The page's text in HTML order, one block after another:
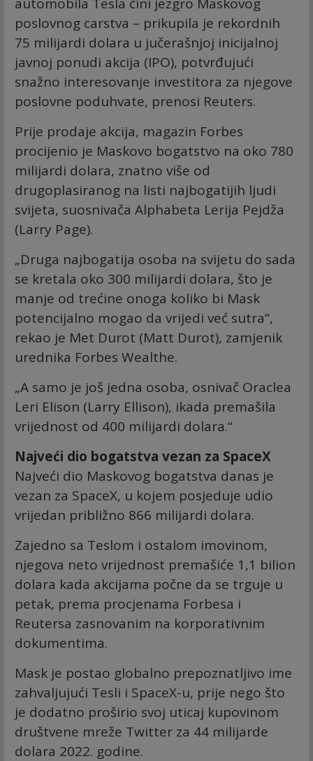
poslovnog carstva – prikupila je rekordnih
75 milijardi dolara u jučerašnjoj inicijalnoj
javnoj ponudi akcija (IPO), potvrđujući
snažno interesovanje investitora za njegove
poslovne poduhvate, prenosi Reuters.
Prije prodaje akcija, magazin Forbes
procijenio je Maskovo bogatstvo na oko 780
milijardi dolara, znatno više od
drugoplasiranog na listi najbogatijih ljudi
svijeta, suosnivača Alphabeta Lerija Pejdža
(Larry Page).
„Druga najbogatija osoba na svijetu do sada
se kretala oko 300 milijardi dolara, što je
manje od trećine onoga koliko bi Mask
potencijalno mogao da vrijedi već sutra“,
rekao je Met Durot (Matt Durot), zamjenik
urednika Forbes Wealthe.
„A samo je još jedna osoba, osnivač Oraclea
Leri Elison (Larry Ellison), ikada premašila
vrijednost od 400 milijardi dolara.“
Najveći dio bogatstva vezan za SpaceX
Najveći dio Maskovog bogatstva danas je
vezan za SpaceX, u kojem posjeduje udio
vrijedan približno 866 milijardi dolara.
Zajedno sa Teslom i ostalom imovinom,
njegova neto vrijednost premašiće 1,1 bilion
dolara kada akcijama počne da se trguje u
petak, prema procjenama Forbesa i
Reutersa zasnovanim na korporativnim
dokumentima.
Mask je postao globalno prepoznatljivo ime
zahvaljujući Tesli i SpaceX-u, prije nego što
je dodatno proširio svoj uticaj kupovinom
društvene mreže Twitter za 44 milijarde
dolara 2022. godine.